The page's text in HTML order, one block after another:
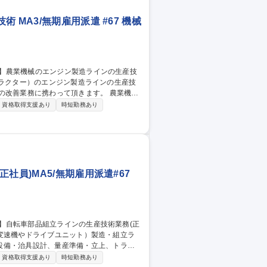
術 MA3/無期雇用派遣 #67 機械
務に携わって頂きます。 農業機械
の立上業務、既存ラインの改善業務等
術 MA3/無期雇用派遣 #67
資格取得支援あり 時短勤務あり
社員)MA5/無期雇用派遣#67
・治具設計、量産準備・立上、トラブ
資格取得支援あり 時短勤務あり